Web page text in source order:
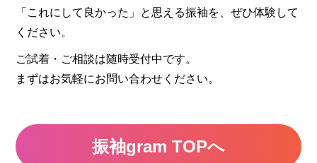
「これにして良かった」と思える振袖を、ぜひ体験して
ください。
ご試着・ご相談は随時受付中です。
まずはお気軽にお問い合わせください。
振袖gram TOPへ